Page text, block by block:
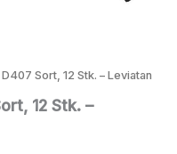
Sort, 12 Stk. – Leviatan
12 Stk. –